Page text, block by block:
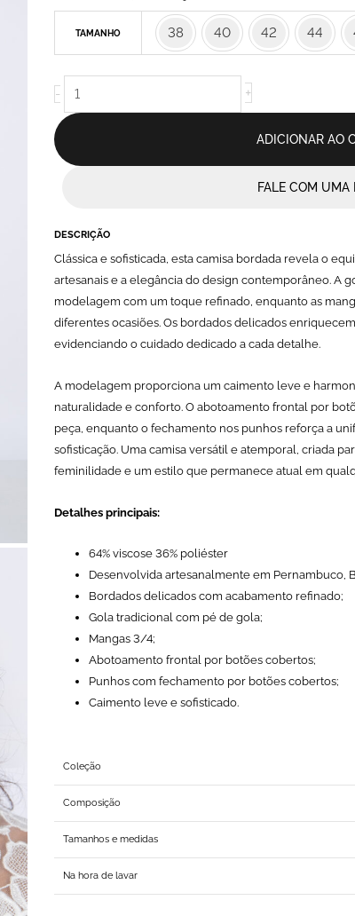
TAMANHO 38 40 42 44
-
Bordada
Com
3/4
Off
-
+
ADICIONAR AO
FALE COM UMA
DESCRIÇÃO
Clássica e sofisticada, esta camisa bordada revela o
artesanais e a elegância do design contemporâneo. A
modelagem com um toque refinado, enquanto as
diferentes ocasiões. Os bordados delicados
evidenciando o cuidado dedicado a cada detalhe.
A modelagem proporciona um caimento leve e
naturalidade e conforto. O abotoamento frontal por
peça, enquanto o fechamento nos punhos reforça a
sofisticação. Uma camisa versátil e atemporal, criada
feminilidade e um estilo que permanece atual em
Detalhes principais:
64% viscose 36% poliéster
Desenvolvida artesanalmente em Pernambuco,
Bordados delicados com acabamento refinado;
Gola tradicional com pé de gola;
Mangas 3/4;
Abotoamento frontal por botões cobertos;
Punhos com fechamento por botões cobertos;
Caimento leve e sofisticado.
Coleção
Composição
Tamanhos e medidas
Na hora de lavar